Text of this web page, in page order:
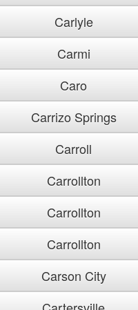
Carlyle
Carmi
Caro
Carrizo Springs
Carroll
Carrollton
Carrollton
Carrollton
Carson City